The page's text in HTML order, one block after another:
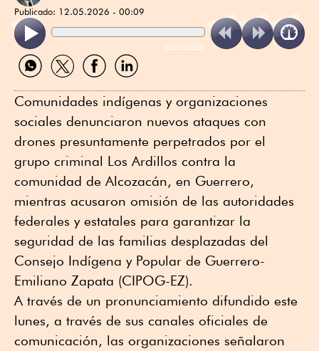
Publicado: 12.05.2026 - 00:09
ReadSpeaker
Compartir
por
Compartir
por
Compartir
por
Compartir
por
Comunidades indígenas y organizaciones
sociales denunciaron nuevos ataques con
drones presuntamente perpetrados por el
grupo criminal Los Ardillos contra la
comunidad de Alcozacán, en Guerrero,
mientras acusaron omisión de las autoridades
federales y estatales para garantizar la
seguridad de las familias desplazadas del
Consejo Indígena y Popular de Guerrero-
Emiliano Zapata (CIPOG-EZ).
A través de un pronunciamiento difundido este
lunes, a través de sus canales oficiales de
comunicación, las organizaciones señalaron